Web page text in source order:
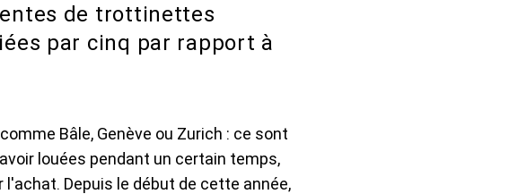
de trottinettes
par cinq par rapport à
Bâle, Genève ou Zurich : ce sont
louées pendant un certain temps,
Depuis le début de cette année,